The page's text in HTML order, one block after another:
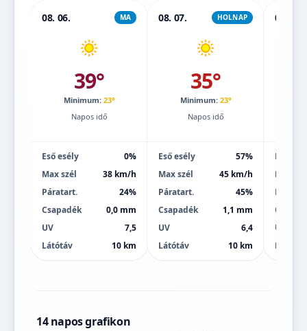
08. 06. MA
39°
Minimum: 23°
Napos idő
Eső esély
0%
Max szél
38 km/h
Páratart.
24%
Csapadék
0,0 mm
UV
7,5
Látótáv
10 km
08. 07. HOLNAP
35°
Minimum: 23°
Napos idő
Eső esély
57%
Max szél
45 km/h
Páratart.
45%
Csapadék
1,1 mm
UV
6,4
Látótáv
10 km
08. 08.
Eső
Max
UV
Látótáv
14 napos grafikon